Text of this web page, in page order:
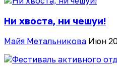
Ни хвоста, ни чешуи!
Майя Метальникова Июн